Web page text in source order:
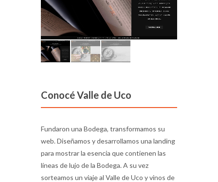
Conocé Valle de Uco
Fundaron una Bodega, transformamos su
web. Diseñamos y desarrollamos una landing
para mostrar la esencia que contienen las
líneas de lujo de la Bodega. A su vez
sorteamos un viaje al Valle de Uco y vinos de